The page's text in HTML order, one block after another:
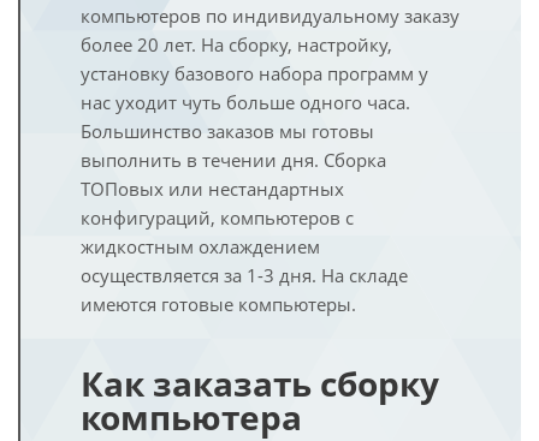
компьютеров по индивидуальному заказу
более 20 лет. На сборку, настройку,
установку базового набора программ у
нас уходит чуть больше одного часа.
Большинство заказов мы готовы
выполнить в течении дня. Сборка
ТОПовых или нестандартных
конфигураций, компьютеров с
жидкостным охлаждением
осуществляется за 1-3 дня. На складе
имеются готовые компьютеры.
Как заказать сборку
компьютера